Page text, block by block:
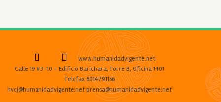
www.humanidadvigente.net
Calle 19 #3-10 - Edificio Barichara, Torre B, Oficina 1401
Telefax 6014791166
hvcj@humanidadvigente.net prensa@humanidadvigente.net